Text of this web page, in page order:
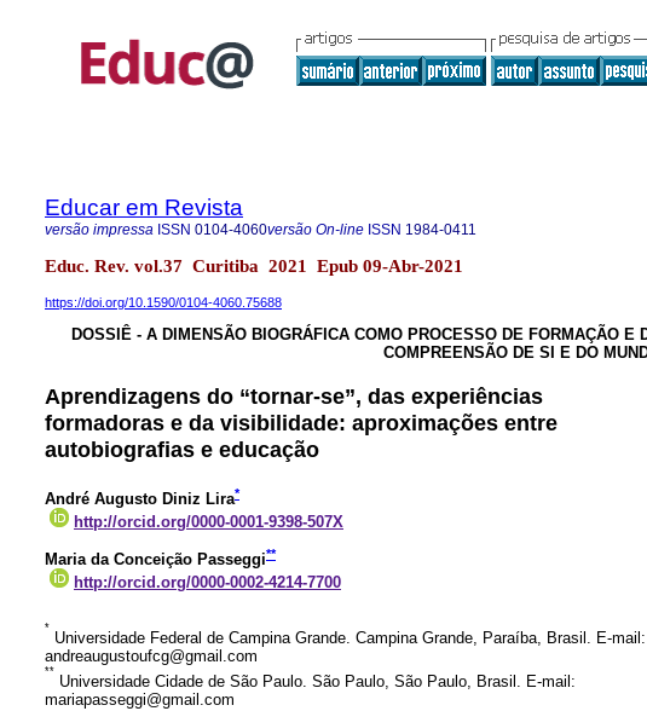
Educar em Revista
versão impressa ISSN 0104-4060versão On-line ISSN 1984-0411
Educ. Rev. vol.37 Curitiba 2021 Epub 09-Abr-2021
https://doi.org/10.1590/0104-4060.75688
DOSSIÊ - A DIMENSÃO BIOGRÁFICA COMO PROCESSO DE FORMAÇÃO E
COMPREENSÃO DE SI E DO
Aprendizagens do “tornar-se”, das experiências
formadoras e da visibilidade: aproximações entre
autobiografias e educação
André Augusto Diniz Lira*
http://orcid.org/0000-0001-9398-507X
Maria da Conceição Passeggi**
http://orcid.org/0000-0002-4214-7700
*
Universidade Federal de Campina Grande. Campina Grande, Paraíba, Brasil. E-mail:
andreaugustoufcg@gmail.com
**
Universidade Cidade de São Paulo. São Paulo, São Paulo, Brasil. E-mail:
mariapasseggi@gmail.com